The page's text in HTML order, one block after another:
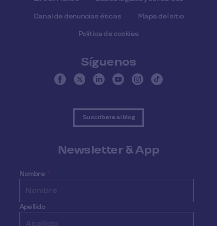
Canal de denuncias éticas Mapa del sitio
Política de cookies
Síguenos
Suscríbete al blog
Newsletter & App
Nombre *
Apellido